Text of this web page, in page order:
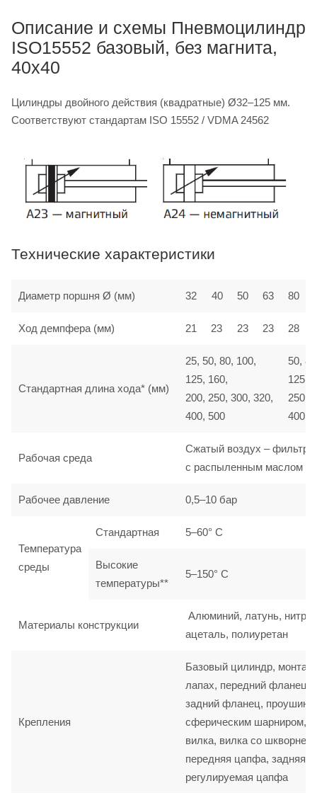
Описание и схемы Пневмоцилиндр
ISO15552 базовый, без магнита,
40x40
Цилиндры двойного действия (квадратные) Ø32–125 мм.
Соответствуют стандартам ISO 15552 / VDMA 24562
Технические характеристики
Диаметр поршня Ø (мм) 32 40 50 63 80
Ход демпфера (мм) 21 23 23 23 28
Стандартная длина хода* (мм)
25, 50, 80, 100,
125, 160,
200, 250, 300, 320,
400, 500
50,
125,
250,
400,
Рабочая среда
Сжатый воздух –
с распыленным маслом
Рабочее давление 0,5–10 бар
Температура
среды
Стандартная 5–60° C
Высокие
температуры**
5–150° C
Материалы конструкции
Алюминий, латунь,
ацеталь, полиуретан
Крепления
Базовый цилиндр, монтаж
лапах, передний фланец,
задний фланец, проушина
сферическим шарниром,
вилка, вилка со шкворнем,
передняя цапфа, задняя
регулируемая цапфа